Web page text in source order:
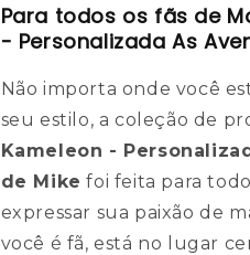
Para todos os fãs de
- Personalizada As
Não importa onde você
seu estilo, a coleção de
Kameleon -
de Mike foi feita para
expressar sua paixão de
você é fã, está no lugar